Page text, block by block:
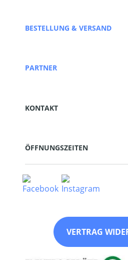
BESTELLUNG & VERSAND
PARTNER
KONTAKT
ÖFFNUNGSZEITEN
VERTRAG